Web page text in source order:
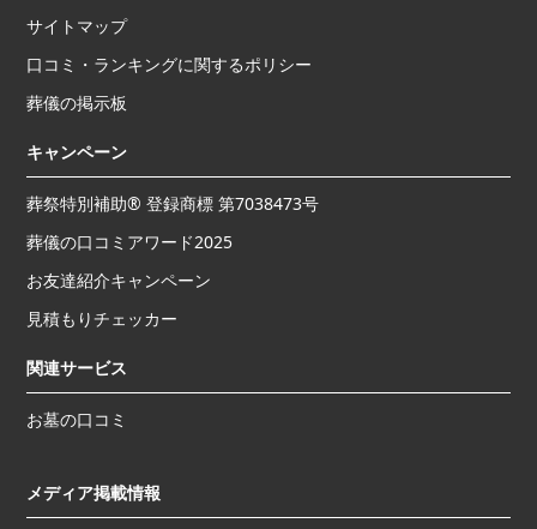
サイトマップ
口コミ・ランキングに関するポリシー
葬儀の掲示板
キャンペーン
葬祭特別補助® 登録商標 第7038473号
葬儀の口コミアワード2025
お友達紹介キャンペーン
見積もりチェッカー
関連サービス
お墓の口コミ
メディア掲載情報